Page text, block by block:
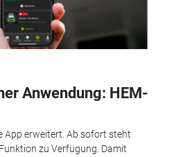
Anwendung: HEM-
App erweitert. Ab sofort steht
zu Verfügung. Damit